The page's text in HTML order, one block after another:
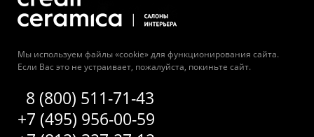
Мы используем файлы «cookie» для функционирования сайта.
Если Вас это не устраивает, пожалуйста, покиньте сайт.
8 (800) 511-71-43
+7 (495) 956-00-59